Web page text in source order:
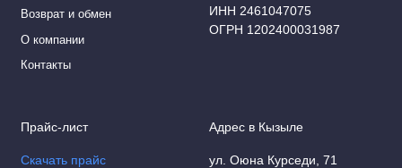
Возврат и обмен
О компании
Контакты
ИНН 2461047075
ОГРН 1202400031987
Прайс-лист
Скачать прайс
Адрес в Кызыле
ул. Оюна Курседи, 71